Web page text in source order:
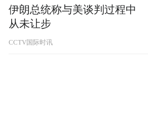
伊朗总统称与美谈判过程中
从未让步
CCTV国际时讯